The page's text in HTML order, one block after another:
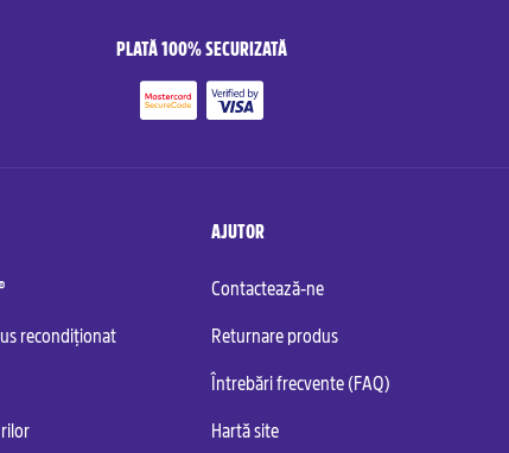
PLATĂ 100% SECURIZATĂ
recondiționat
AJUTOR
Contactează-ne
Returnare produs
Întrebări frecvente (FAQ)
Hartă site